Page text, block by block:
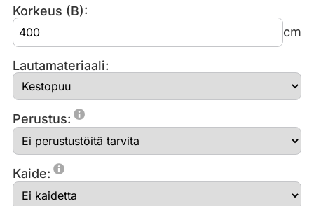
Korkeus (B):
cm
Lautamateriaali:
Perustus:
Kaide: